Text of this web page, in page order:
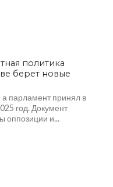
политика
берет новые
парламент принял в
год. Документ
оппозиции и...